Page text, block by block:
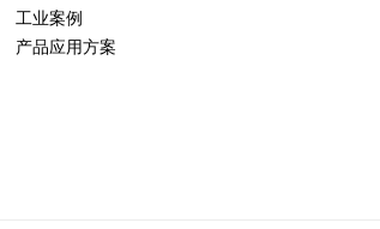
工业案例
产品应用方案